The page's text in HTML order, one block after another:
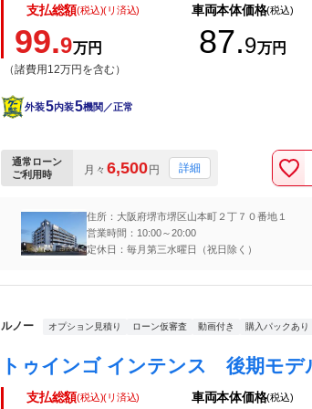
支払総額(税込)(リ済込)
99.9万円
（諸費用12万円を含む）
車両本体価格(税込)
87.9万円
外装5内装5機関／正常
通常ローン
ご利用時
月々 6,500円 詳細
住所：大阪府堺市堺区山本町２丁７０番地１
営業時間：10:00～20:00
定休日：毎月第三水曜日（祝日除く）
ルノー オプション見積り ローン仮審査 動画付き 購入パックあり
支払総額(税込)(リ済込) 車両本体価格(税込)